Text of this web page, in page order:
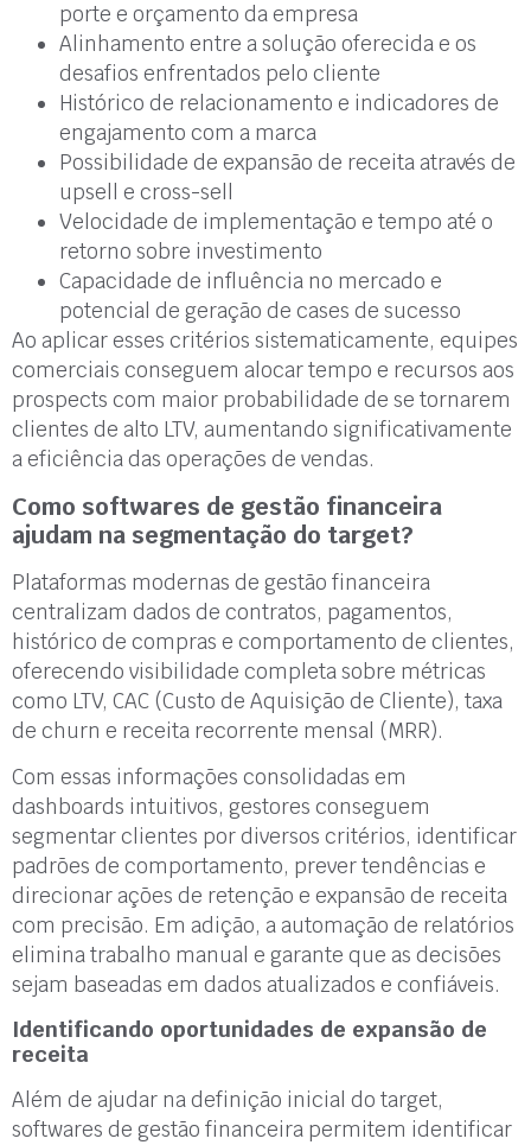
porte e orçamento da empresa
Alinhamento entre a solução oferecida e os
desafios enfrentados pelo cliente
Histórico de relacionamento e indicadores de
engajamento com a marca
Possibilidade de expansão de receita através de
upsell e cross-sell
Velocidade de implementação e tempo até o
retorno sobre investimento
Capacidade de influência no mercado e
potencial de geração de cases de sucesso
Ao aplicar esses critérios sistematicamente, equipes
comerciais conseguem alocar tempo e recursos aos
prospects com maior probabilidade de se tornarem
clientes de alto LTV, aumentando significativamente
a eficiência das operações de vendas.
Como softwares de gestão financeira
ajudam na segmentação do target?
Plataformas modernas de gestão financeira
centralizam dados de contratos, pagamentos,
histórico de compras e comportamento de clientes,
oferecendo visibilidade completa sobre métricas
como LTV, CAC (Custo de Aquisição de Cliente), taxa
de churn e receita recorrente mensal (MRR).
Com essas informações consolidadas em
dashboards intuitivos, gestores conseguem
segmentar clientes por diversos critérios, identificar
padrões de comportamento, prever tendências e
direcionar ações de retenção e expansão de receita
com precisão. Em adição, a automação de relatórios
elimina trabalho manual e garante que as decisões
sejam baseadas em dados atualizados e confiáveis.
Identificando oportunidades de expansão de
receita
Além de ajudar na definição inicial do target,
softwares de gestão financeira permitem identificar